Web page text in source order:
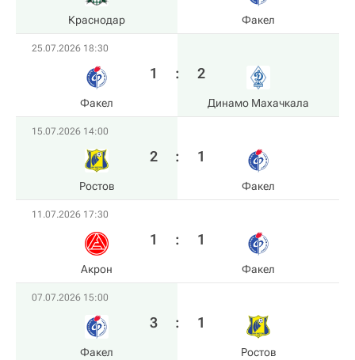
Краснодар Факел
25.07.2026 18:30
Факел
1 : 2
Динамо Махачкала
15.07.2026 14:00
Ростов
2 : 1
Факел
11.07.2026 17:30
Акрон
1 : 1
Факел
07.07.2026 15:00
Факел
3 : 1
Ростов